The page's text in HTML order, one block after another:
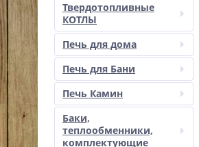
Твердотопливные
КОТЛЫ
Печь для дома
Печь для Бани
Печь Камин
Баки,
теплообменники,
комплектующие